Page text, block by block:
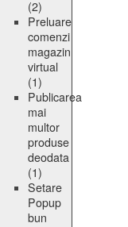
(2)
Preluare
comenzi
magazin
virtual
(1)
Publicarea
mai
multor
produse
deodata
(1)
Setare
Popup
bun